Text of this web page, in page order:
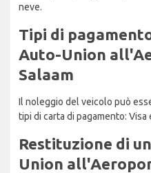
neve.
Tipi di
Auto-Union
Salaam
Il noleggio del veicolo può
tipi di carta di pagamento: Visa
Restituzione di
Union